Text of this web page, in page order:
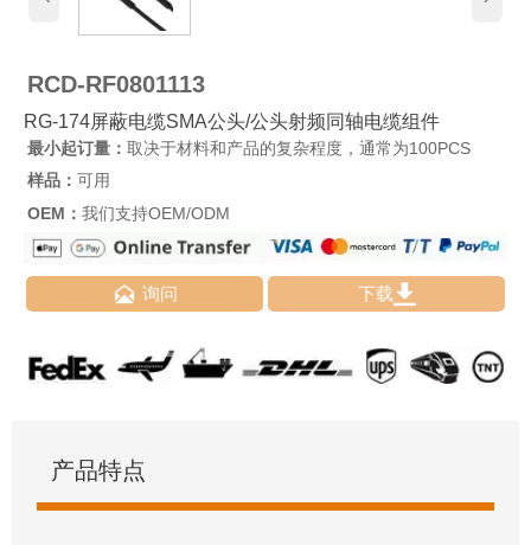
RCD-RF0801113
RG-174屏蔽电缆SMA公头/公头射频同轴电缆组件
最小起订量： 取决于材料和产品的复杂程度，通常为100PCS
样品： 可用
OEM： 我们支持OEM/ODM
 询问 下载
产品特点